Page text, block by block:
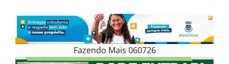
Fazendo Mais 060726